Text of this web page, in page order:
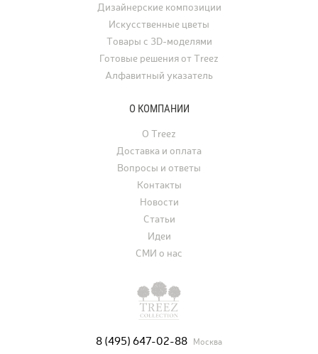
8 (495) 647-02-88 Москва
Дизайнерские композиции
Искусственные цветы
Товары с 3D-моделями
Готовые решения от Treez
Алфавитный указатель
О КОМПАНИИ
О Treez
Доставка и оплата
Вопросы и ответы
Контакты
Новости
Статьи
Идеи
СМИ о нас